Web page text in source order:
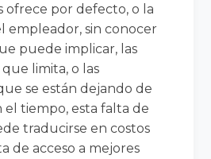
ofrece por defecto, o la
empleador, sin conocer
puede implicar, las
limita, o las
se están dejando de
el tiempo, esta falta de
traducirse en costos
de acceso a mejores